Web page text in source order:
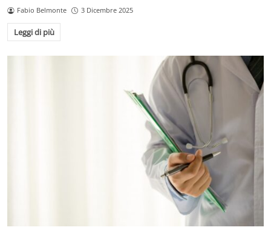
Fabio Belmonte 3 Dicembre 2025
Leggi di più